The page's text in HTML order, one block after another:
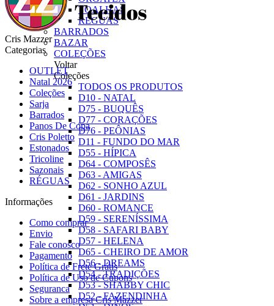
TOALHAS
RÉGUAS
BARRADOS
BAZAR
COLEÇÕES
Voltar
Coleções
TODOS OS PRODUTOS
D10 - NATAL
D75 - BUQUÊS
D77 - CORAÇÕES
D76 - PEÔNIAS
D11 - FUNDO DO MAR
D55 - HÍPICA
D64 - COMPOSÊS
D63 - AMIGAS
D62 - SONHO AZUL
D61 - JARDINS
D60 - ROMANCE
D59 - SERENÍSSIMA
D58 - SAFARI BABY
D57 - HELENA
D65 - CHEIRO DE AMOR
D56 - DREAMS
D54 - TRADIÇÕES
D53 - SHABBY CHIC
D52 - FAZENDINHA
Cris Mazzer
Categorias
OUTLET
Natal 2026
Coleções
Sarja
Barrados
Panos De Copa
Cris Poletto
Estonados
Tricoline
Sazonais
RÉGUAS
Informações
Como comprar
Envio
Fale conosco
Pagamento
Política de Frete Grátis
Política de Uso de Cupons
Seguranca
Sobre a empresa Cris Mazzer